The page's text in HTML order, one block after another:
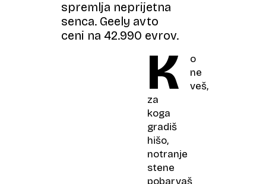
spremlja neprijetna
senca. Geely avto
ceni na 42.990 evrov.
K
o
ne
veš,
za
koga
gradiš
hišo,
notranje
stene
pobarvaš